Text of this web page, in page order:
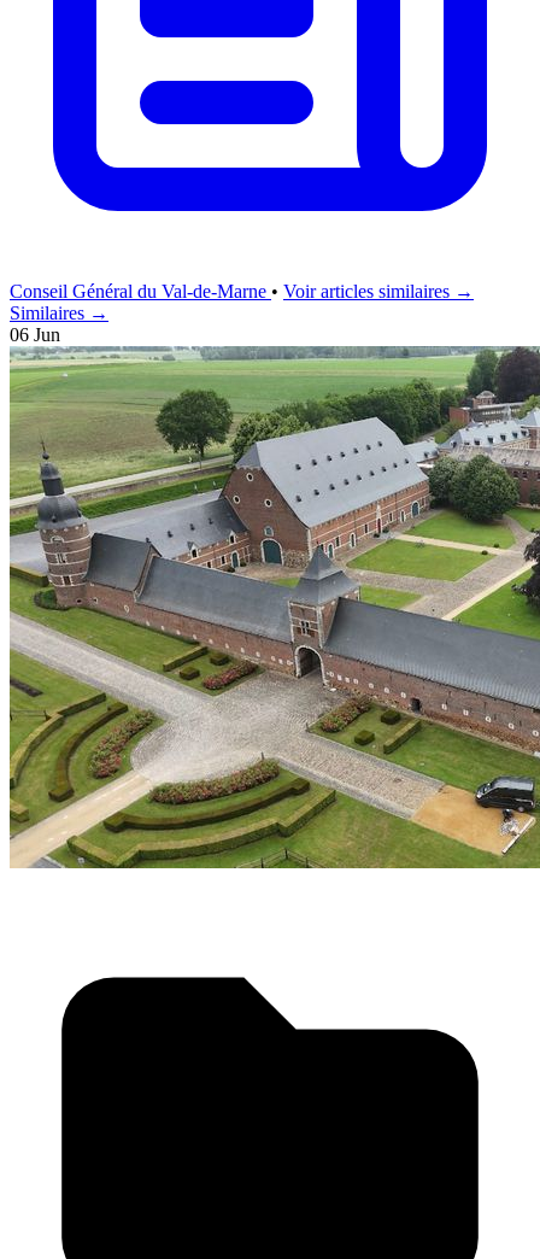
Conseil Général du Val-de-Marne • Voir articles similaires →
Similaires →
06 Jun